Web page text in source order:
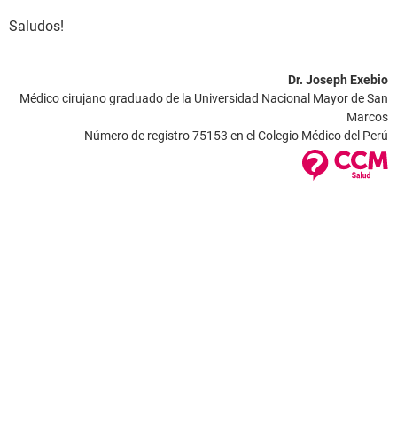
Saludos!
Dr. Joseph Exebio
Médico cirujano graduado de la Universidad Nacional Mayor de San
Marcos
Número de registro 75153 en el Colegio Médico del Perú